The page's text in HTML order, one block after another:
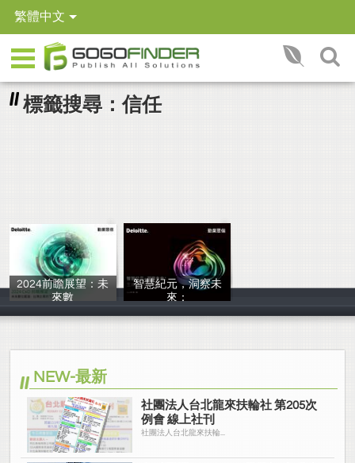
繁體中文
標籤搜尋：信任
2024前瞻展望：未
來數
勤業眾信團隊
智慧紀元，洞察未
來：
Deloitte AI In
NEW-最新
社團法人台北龍來扶輪社 第205次
例會 線上社刊
社團法人台北龍來扶輪...